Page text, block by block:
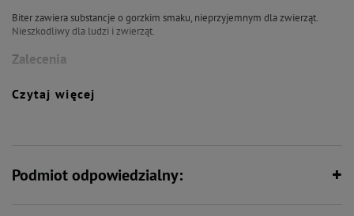
Biter zawiera substancje o gorzkim smaku, nieprzyjemnym dla zwierząt.
Nieszkodliwy dla ludzi i zwierząt.
Zalecenia
przedmioty
Sposób użycia
Czytaj więcej
Podmiot odpowiedzialny: